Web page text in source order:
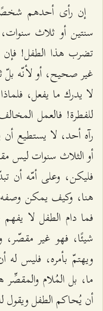
إن رأى أحدهم
سنتين أو ثلاث
تضرب هذا الطفل! فإن
غير صحيح، أو لأنّه بلّ
لا يدرك ما يفعل،
للفطرة! فالعمل
رآه أحد، لا يستطيع أن
أو الثلاث سنوات ليس
فليكن، وعلى أمّه أن
هنا، وكيف يمكن
فما دام الطفل لا
شيئًا، فهو غير مقصّر،
ويهتمّ بأمره، فليس له
ما، بل المُلام
أن يُحاكم الطفل ويقول